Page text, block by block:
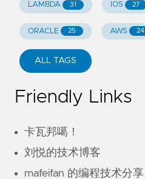
LAMBDA 31 IOS 27
ORACLE 25 AWS 24
ALL TAGS
Friendly Links
卡瓦邦噶！
刘悦的技术博客
mafeifan 的编程技术分享